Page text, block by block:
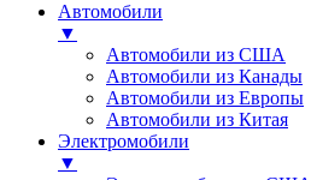
Автомобили
▼
Автомобили из США
Автомобили из Канады
Автомобили из Европы
Автомобили из Китая
Электромобили
▼